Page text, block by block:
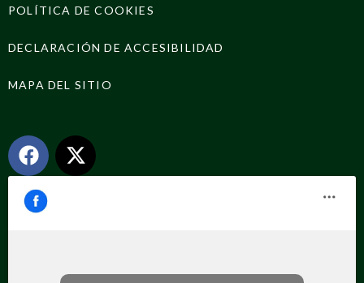
POLÍTICA DE COOKIES
DECLARACIÓN DE ACCESIBILIDAD
MAPA DEL SITIO